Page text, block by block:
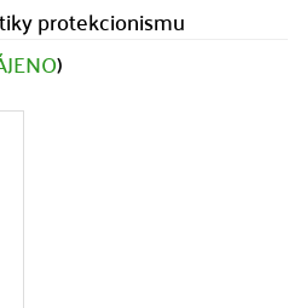
protekcionismu
)